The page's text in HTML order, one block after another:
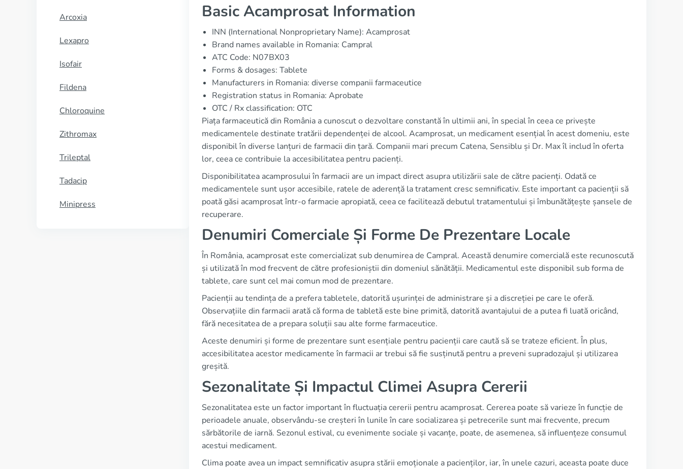
Arcoxia
Lexapro
Isofair
Fildena
Chloroquine
Zithromax
Trileptal
Tadacip
Minipress
Basic Acamprosat Information
INN (International Nonproprietary Name): Acamprosat
Brand names available in Romania: Campral
ATC Code: N07BX03
Forms & dosages: Tablete
Manufacturers in Romania: diverse companii farmaceutice
Registration status in Romania: Aprobate
OTC / Rx classification: OTC
Piața farmaceutică din România a cunoscut o dezvoltare constantă în ultimii ani, în special în ceea ce privește
medicamentele destinate tratării dependenței de alcool. Acamprosat, un medicament esențial în acest domeniu, este
disponibil în diverse lanțuri de farmacii din țară. Companii mari precum Catena, Sensiblu și Dr. Max îl includ în oferta
lor, ceea ce contribuie la accesibilitatea pentru pacienți.
Disponibilitatea acamprosului în farmacii are un impact direct asupra utilizării sale de către pacienți. Odată ce
medicamentele sunt ușor accesibile, ratele de aderență la tratament cresc semnificativ. Este important ca pacienții să
poată găsi acamprosat într-o farmacie apropiată, ceea ce facilitează debutul tratamentului și îmbunătățește șansele de
recuperare.
Denumiri Comerciale Și Forme De Prezentare Locale
În România, acamprosat este comercializat sub denumirea de Campral. Această denumire comercială este recunoscută
și utilizată în mod frecvent de către profesioniștii din domeniul sănătății. Medicamentul este disponibil sub forma de
tablete, care sunt cel mai comun mod de prezentare.
Pacienții au tendința de a prefera tabletele, datorită ușurinței de administrare și a discreției pe care le oferă.
Observațiile din farmacii arată că forma de tabletă este bine primită, datorită avantajului de a putea fi luată oricând,
fără necesitatea de a prepara soluții sau alte forme farmaceutice.
Aceste denumiri și forme de prezentare sunt esențiale pentru pacienții care caută să se trateze eficient. În plus,
accesibilitatea acestor medicamente în farmacii ar trebui să fie susținută pentru a preveni supradozajul și utilizarea
greșită.
Sezonalitate Și Impactul Climei Asupra Cererii
Sezonalitatea este un factor important în fluctuația cererii pentru acamprosat. Cererea poate să varieze în funcție de
perioadele anuale, observându-se creșteri în lunile în care socializarea și petrecerile sunt mai frecvente, precum
sărbătorile de iarnă. Sezonul estival, cu evenimente sociale și vacanțe, poate, de asemenea, să influențeze consumul
acestui medicament.
Clima poate avea un impact semnificativ asupra stării emoționale a pacienților, iar, în unele cazuri, aceasta poate duce